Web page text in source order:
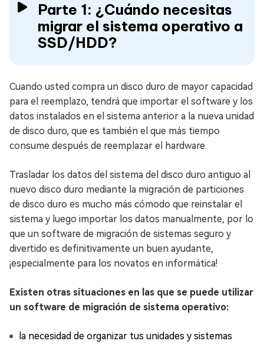
Parte 1: ¿Cuándo necesitas
migrar el sistema operativo a
SSD/HDD?
Cuando usted compra un disco duro de mayor capacidad
para el reemplazo, tendrá que importar el software y los
datos instalados en el sistema anterior a la nueva unidad
de disco duro, que es también el que más tiempo
consume después de reemplazar el hardware.
Trasladar los datos del sistema del disco duro antiguo al
nuevo disco duro mediante la migración de particiones
de disco duro es mucho más cómodo que reinstalar el
sistema y luego importar los datos manualmente, por lo
que un software de migración de sistemas seguro y
divertido es definitivamente un buen ayudante,
¡especialmente para los novatos en informática!
Existen otras situaciones en las que se puede utilizar
un software de migración de sistema operativo:
la necesidad de organizar tus unidades y sistemas